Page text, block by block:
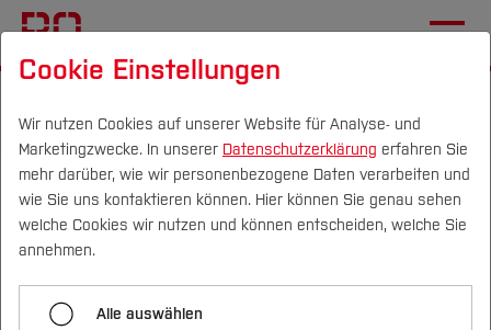
Campus Personen DE|EN Quicklinks
Studium
News
Storytelling-Workshop für
Gründer*innen und
Interessierte mit Bianca
Fritz
Cookie Einstellungen
Wir nutzen Cookies auf unserer Website für Analyse- und
Marketingzwecke. In unserer Datenschutzerklärung erfahren Sie
mehr darüber, wie wir personenbezogene Daten verarbeiten und
wie Sie uns kontaktieren können. Hier können Sie genau sehen
welche Cookies wir nutzen und können entscheiden, welche Sie
annehmen.
Alle auswählen